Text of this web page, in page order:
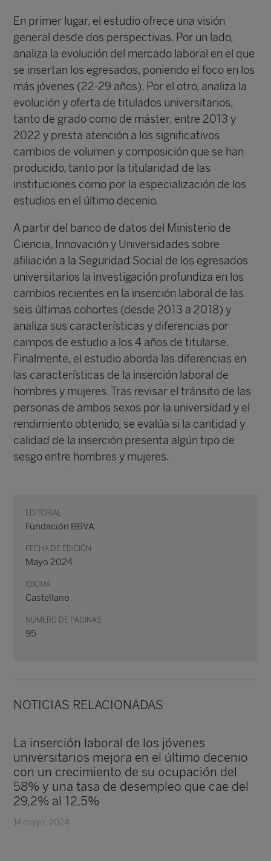
EDITORIAL
Fundación BBVA
FECHA DE EDICIÓN
Mayo 2024
IDIOMA
Castellano
NÚMERO DE PÁGINAS
95
En primer lugar, el estudio ofrece una visión
general desde dos perspectivas. Por un lado,
analiza la evolución del mercado laboral en el que
se insertan los egresados, poniendo el foco en los
más jóvenes (22-29 años). Por el otro, analiza la
evolución y oferta de titulados universitarios,
tanto de grado como de máster, entre 2013 y
2022 y presta atención a los significativos
cambios de volumen y composición que se han
producido, tanto por la titularidad de las
instituciones como por la especialización de los
estudios en el último decenio.
A partir del banco de datos del Ministerio de
Ciencia, Innovación y Universidades sobre
afiliación a la Seguridad Social de los egresados
universitarios la investigación profundiza en los
cambios recientes en la inserción laboral de las
seis últimas cohortes (desde 2013 a 2018) y
analiza sus características y diferencias por
campos de estudio a los 4 años de titularse.
Finalmente, el estudio aborda las diferencias en
las características de la inserción laboral de
hombres y mujeres. Tras revisar el tránsito de las
personas de ambos sexos por la universidad y el
rendimiento obtenido, se evalúa si la cantidad y
calidad de la inserción presenta algún tipo de
sesgo entre hombres y mujeres.
NOTICIAS RELACIONADAS
La inserción laboral de los jóvenes
universitarios mejora en el último decenio
con un crecimiento de su ocupación del
58% y una tasa de desempleo que cae del
29,2% al 12,5%
14 mayo, 2024